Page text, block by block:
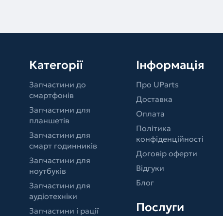
Категорії
Запчастини до
смартфонів
Запчастини для
планшетів
Запчастини для
смарт годинників
Запчастини для
ноутбуків
Запчастини для
аудіотехніки
Запчастини і рації
Інформація
Про UParts
Доставка
Оплата
Політика
конфіденційності
Договір оферти
Відгуки
Блог
Послуги